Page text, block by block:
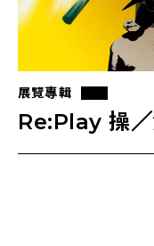
展覽專輯
Re:Play 操